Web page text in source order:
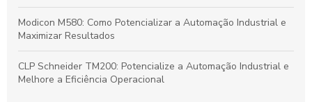
Modicon M580: Como Potencializar a Automação Industrial e
Maximizar Resultados
CLP Schneider TM200: Potencialize a Automação Industrial e
Melhore a Eficiência Operacional